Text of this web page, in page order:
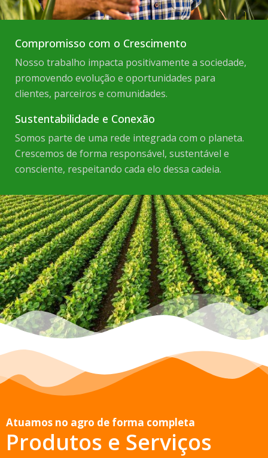
Compromisso com o Crescimento
Nosso trabalho impacta positivamente a sociedade,
promovendo evolução e oportunidades para
clientes, parceiros e comunidades.
Sustentabilidade e Conexão
Somos parte de uma rede integrada com o planeta.
Crescemos de forma responsável, sustentável e
consciente, respeitando cada elo dessa cadeia.
Atuamos no agro de forma completa
Produtos e Serviços